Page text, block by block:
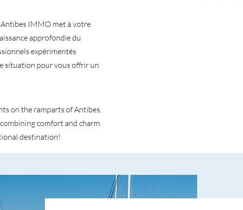
Antibes IMMO met à votre
approfondie du
expérimentés
situation pour vous offrir un
on the ramparts of Antibes.
comfort and charm.
destination!